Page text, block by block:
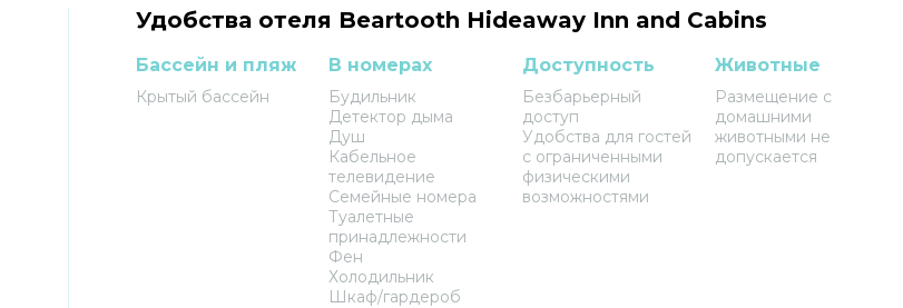
Удобства отеля Beartooth Hideaway Inn and Cabins
Бассейн и пляж
Крытый бассейн
В номерах
Будильник
Детектор дыма
Душ
Кабельное
телевидение
Семейные номера
Туалетные
принадлежности
Фен
Холодильник
Шкаф/гардероб
Доступность
Безбарьерный
доступ
Удобства для гостей
с ограниченными
физическими
возможностями
Животные
Размещение с
домашними
животными не
допускается